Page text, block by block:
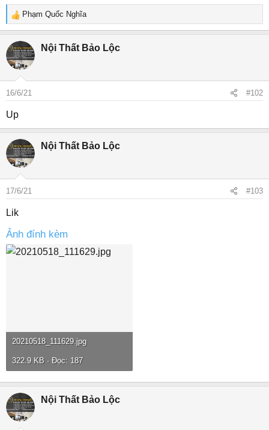
R
e
a
c
t
o
n
s
Phạm Quốc Nghĩa
Nội Thất Bảo Lộc
16/6/21 #102
Up
Nội Thất Bảo Lộc
17/6/21 #103
Lik
Ảnh đính kèm
20210518_111629.jpg
322.9 KB · Đọc: 187
Nội Thất Bảo Lộc